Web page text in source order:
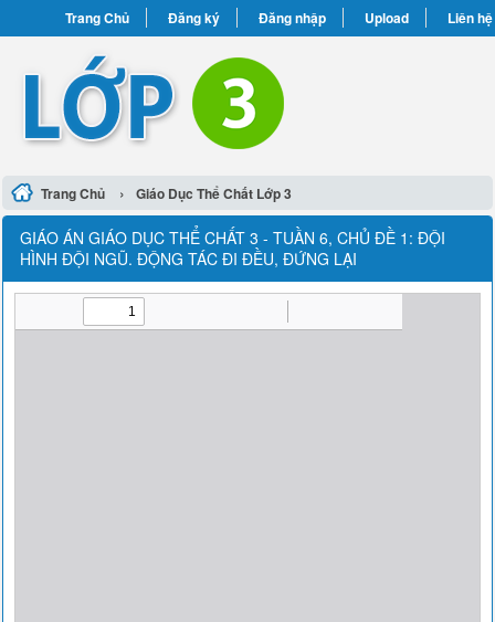
Trang Chủ Đăng ký Đăng nhập Upload Liên hệ
Trang Chủ › Giáo Dục Thể Chất Lớp 3
GIÁO ÁN GIÁO DỤC THỂ CHẤT 3 - TUẦN 6, CHỦ ĐỀ 1: ĐỘI
HÌNH ĐỘI NGŨ. ĐỘNG TÁC ĐI ĐỀU, ĐỨNG LẠI